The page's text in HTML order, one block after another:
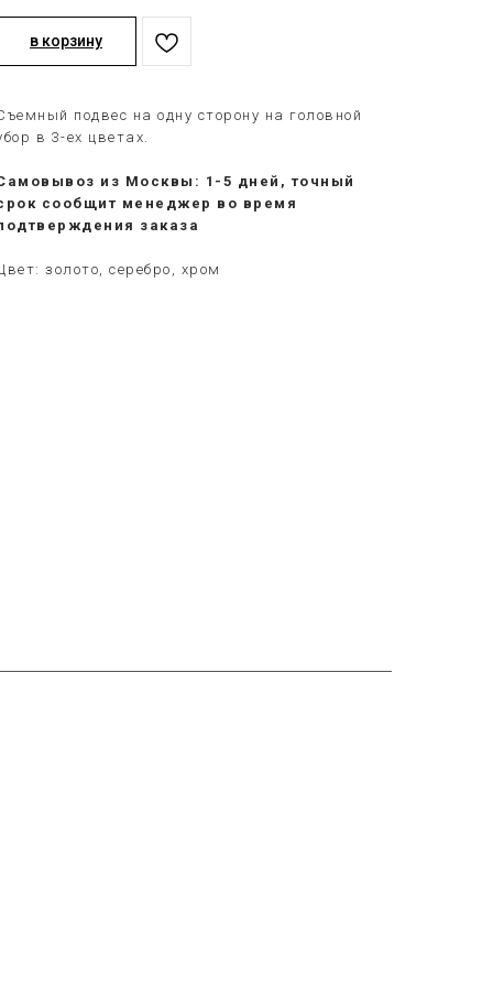
в корзину
подвес на одну сторону на головной
в 3-ех цветах.
из Москвы: 1-5 дней, точный
сообщит менеджер во время
заказа
золото, серебро, хром